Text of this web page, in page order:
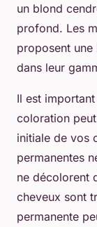
un blond
profond. Les
proposent une
dans leur
Il est
coloration
initiale de vos
permanentes
ne décolorent
cheveux sont
permanente